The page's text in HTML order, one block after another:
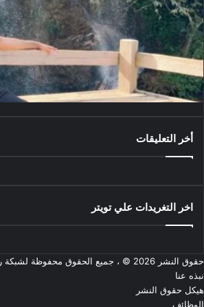
أخر التعليقات
اخر التغريدات علي تويتر
حقوق النشر 2026 © ، جميع الحقوق محفوظة لشبكة رؤية الإمارات الإعلامية
نبذه عنا
هيكل حقوق النشر
الوظائف